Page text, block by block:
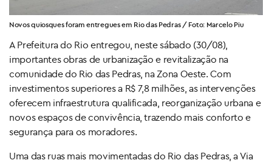
Novos quiosques foram entregues em Rio das Pedras / Foto: Marcelo Piu
A Prefeitura do Rio entregou, neste sábado (30/08),
importantes obras de urbanização e revitalização na
comunidade do Rio das Pedras, na Zona Oeste. Com
investimentos superiores a R$ 7,8 milhões, as intervenções
oferecem infraestrutura qualificada, reorganização urbana e
novos espaços de convivência, trazendo mais conforto e
segurança para os moradores.
Uma das ruas mais movimentadas do Rio das Pedras, a Via